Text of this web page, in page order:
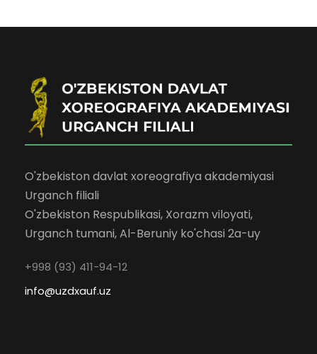
O'zbekiston davlat xoreografiya akademiyasi
Urganch filiali
O'zbekiston Respublikasi, Xorazm viloyati,
Urganch tumani, Al-Beruniy ko'chasi 2a-uy
+998 (93) 411-94-12
info@uzdxauf.uz